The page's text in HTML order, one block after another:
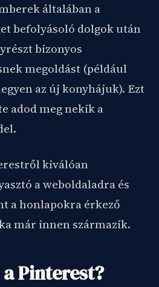
általában a
befolyásoló dolgok után
bizonyos
megoldást (például
az új konyhájuk). Ezt
adod meg nekik a
kiválóan
a weboldaladra és
a honlapokra érkező
már innen származik.
Pinterest?